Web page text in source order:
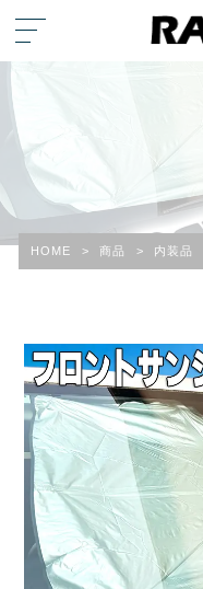
HOME > 商品 > 内装品